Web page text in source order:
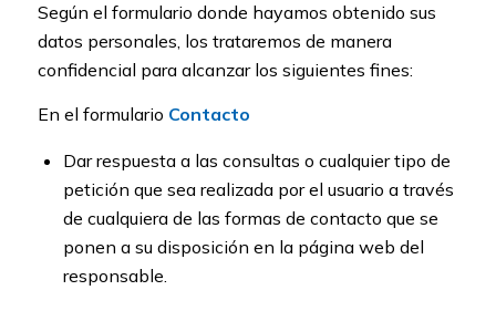
Según el formulario donde hayamos obtenido sus
datos personales, los trataremos de manera
confidencial para alcanzar los siguientes fines:
En el formulario Contacto
Dar respuesta a las consultas o cualquier tipo de
petición que sea realizada por el usuario a través
de cualquiera de las formas de contacto que se
ponen a su disposición en la página web del
responsable.